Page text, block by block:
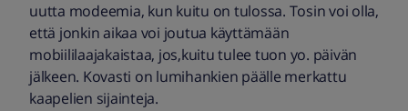
uutta modeemia, kun kuitu on tulossa. Tosin voi olla,
että jonkin aikaa voi joutua käyttämään
mobiililaajakaistaa, jos,kuitu tulee tuon yo. päivän
jälkeen. Kovasti on lumihankien päälle merkattu
kaapelien sijainteja.